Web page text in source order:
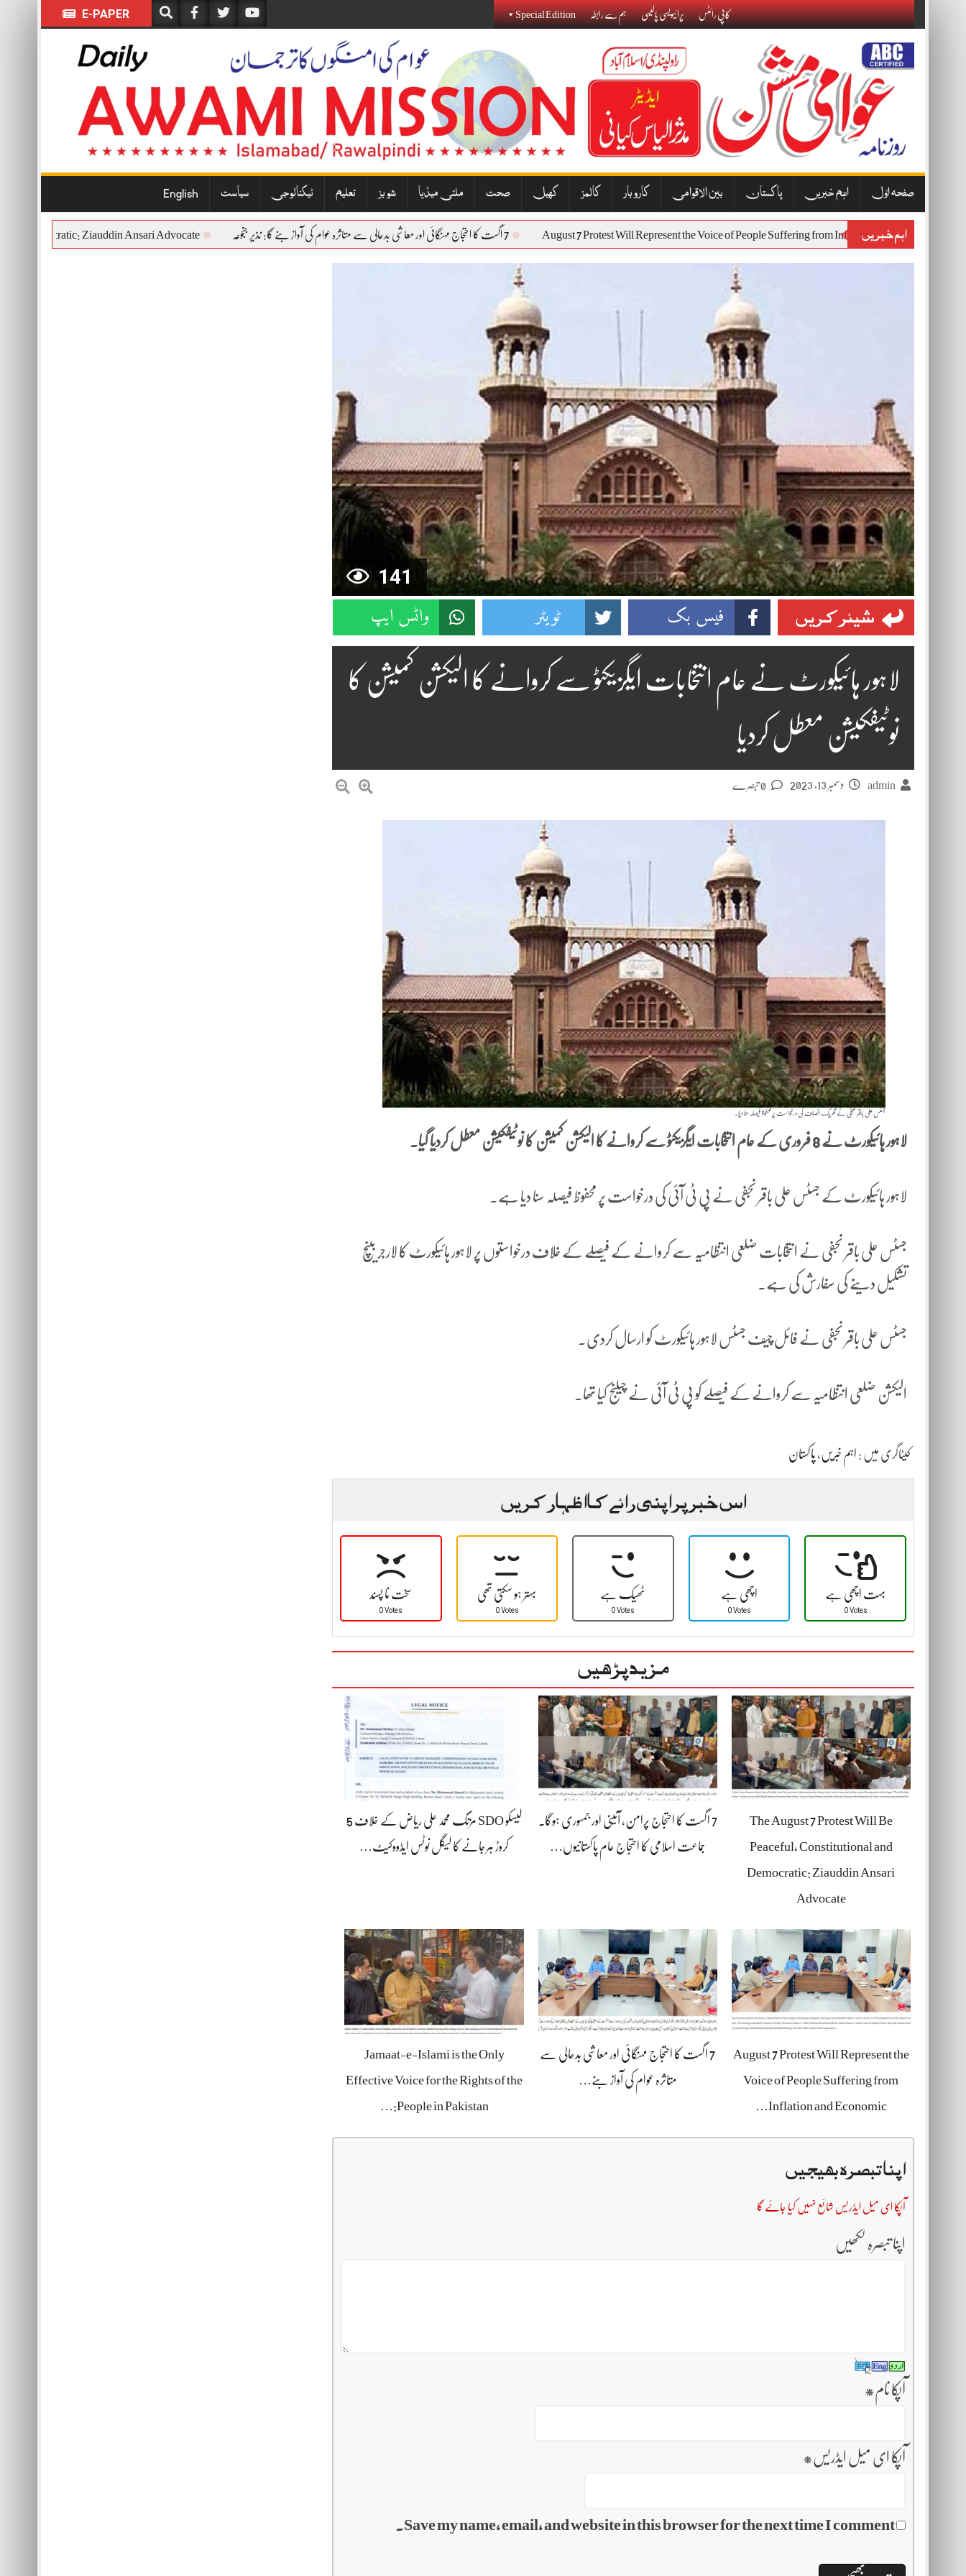
E-PAPER کاپی رائٹس پرائیویسی پالیسی ہم سے رابطہ Special Edition
صفحہ اوّل اہم خبریں پاکستان بین الاقوامی کاروبار کالمز کھیل صحت ملٹی میڈیا شوبز تعلیم ٹیکنالوجی سیاست English
اہم خبریں
August 7 Protest Will Represent the Voice of People Suffering from Inflation and 7 اگست کا احتجاج مہنگائی اور معاشی بدحالی سے متاثرہ عوام کی آواز بنے گا: نذیر جنجوعہ and Democratic: Ziauddin Ansari Advocate
141
شیئر کریں فیس بک ٹویٹر واٹس ایپ
لاہور ہائیکورٹ نے عام انتخابات ایگزیکٹو سے کروانے کا الیکشن کمیشن کا
نوٹیفکیشن معطل کردیا
admin دسمبر 13, 2023
جسٹس علی باقر نجفی نے تحریک انصاف کی درخواست پر محفوظ فیصلہ سنا دیا۔
لاہور ہائیکورٹ نے 8 فروری کے عام انتخابات ایگزیکٹو سے کروانے کا الیکشن کمیشن کا نوٹیفکیشن معطل کردیا گیا۔
لاہور ہائیکورٹ کے جسٹس علی باقر نجفی نے پی ٹی آئی کی درخواست پر محفوظ فیصلہ سنا دیا ہے۔
جسٹس علی باقر نجفی نے انتخابات ضلعی انتظامیہ سے کروانے کے فیصلے کے خلاف درخواستوں پر لاہور ہائیکورٹ کا لارجر بینچ
تشکیل دینے کی سفارش کی ہے۔
جسٹس علی باقر نجفی نے فائل چیف جسٹس لاہور ہائیکورٹ کو ارسال کردی۔
الیکشن ضلعی انتظامیہ سے کروانے کے فیصلے کو پی ٹی آئی نے چیلنج کیا تھا۔
کیٹاگری میں : اہم خبریں ، پاکستان
اس خبر پر اپنی رائے کا اظہار کریں
سخت نا پسند
0 Votes
بہتر ہو سکتی تھی
0 Votes
ٹھیک ہے
0 Votes
اچھی ہے
0 Votes
بہت اچھی ہے
0 Votes
مزید پڑھیں
The August 7 Protest Will Be
Peaceful, Constitutional and
Democratic: Ziauddin Ansari
Advocate
7 اگست کا احتجاج پرامن، آئینی اور جمہوری ہوگا۔
جماعت اسلامی کا احتجاج عام پاکستانیوں…
لیسکو SDO مزنگ محمد علی ریاض کے خلاف 5
کروڑ ہرجانے کا لیگل نوٹس ایڈووکیٹ…
August 7 Protest Will Represent the
Voice of People Suffering from
Inflation and Economic…
7 اگست کا احتجاج مہنگائی اور معاشی بدحالی سے
متاثرہ عوام کی آواز بنے…
Jamaat-e-Islami is the Only
Effective Voice for the Rights of the
People in Pakistan:…
اپنا تبصرہ بھیجیں
آپکا ای میل ایڈریس شائع نہیں کیا جائے گا
اپنا تبصرہ لکھیں
آپکا نام *
آپکا ای میل ایڈریس *
Save my name, email, and website in this browser for the next time I comment.